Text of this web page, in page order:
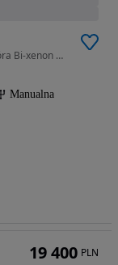
1598 cm3 • 180 KM • Wersja Innovatiom skóra skóra Bi-xenon navi 100%bezwypadek
Manualna
19 400 PLN